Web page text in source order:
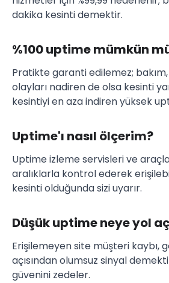
dakika kesinti demektir.
%100 uptime mümkün
Pratikte garanti edilemez;
olayları nadiren de olsa kesinti
kesintiyi en aza indiren yüksek
Uptime'ı nasıl ölçerim?
Uptime izleme servisleri ve
aralıklarla kontrol ederek
kesinti olduğunda sizi uyarır.
Düşük uptime neye yol
Erişilemeyen site müşteri kaybı,
açısından olumsuz sinyal
güvenini zedeler.